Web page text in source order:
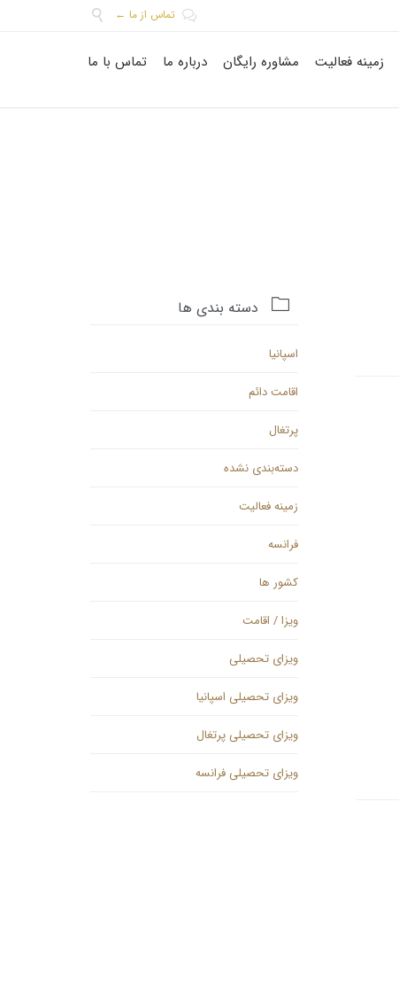
 تماس از ما ← 
زمینه فعالیت مشاوره رایگان درباره ما تماس با ما
 دسته بندی ها
اسپانیا
اقامت دائم
پرتغال
دسته‌بندی نشده
زمینه فعالیت
فرانسه
کشور ها
ویزا / اقامت
ویزای تحصیلی
ویزای تحصیلی اسپانیا
ویزای تحصیلی پرتغال
ویزای تحصیلی فرانسه